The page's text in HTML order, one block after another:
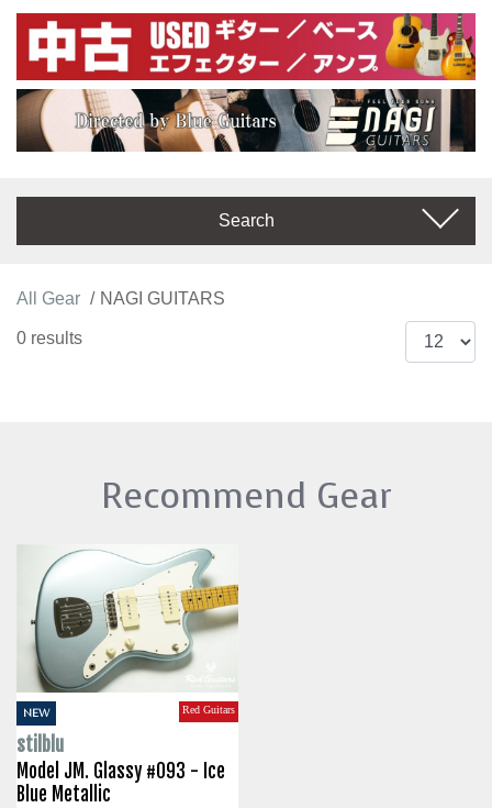
Search
All Gear NAGI GUITARS
0 results
Recommend Gear
NEW Red Guitars
stilblu
Model JM. Glassy #093 - Ice
Blue Metallic